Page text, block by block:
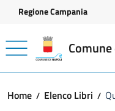
Vai ai contenuti
Vai al footer
Regione Campania
Home Elenco Libri